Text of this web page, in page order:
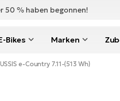
50 % haben begonnen!
Bikes Marken
e-Country 7.11-(513 Wh)